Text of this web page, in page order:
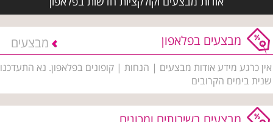
מבצעים בפלאפון מבצעים
אין כרגע מידע אודות מבצעים | הנחות | קופונים בפלאפון. נא התעדכנו
שנית בימים הקרובים